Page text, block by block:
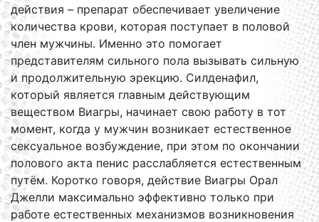
действия – препарат обеспечивает увеличение
количества крови, которая поступает в половой
член мужчины. Именно это помогает
представителям сильного пола вызывать сильную
и продолжительную эрекцию. Силденафил,
который является главным действующим
веществом Виагры, начинает свою работу в тот
момент, когда у мужчин возникает естественное
сексуальное возбуждение, при этом по окончании
полового акта пенис расслабляется естественным
путём. Коротко говоря, действие Виагры Орал
Джелли максимально эффективно только при
работе естественных механизмов возникновения